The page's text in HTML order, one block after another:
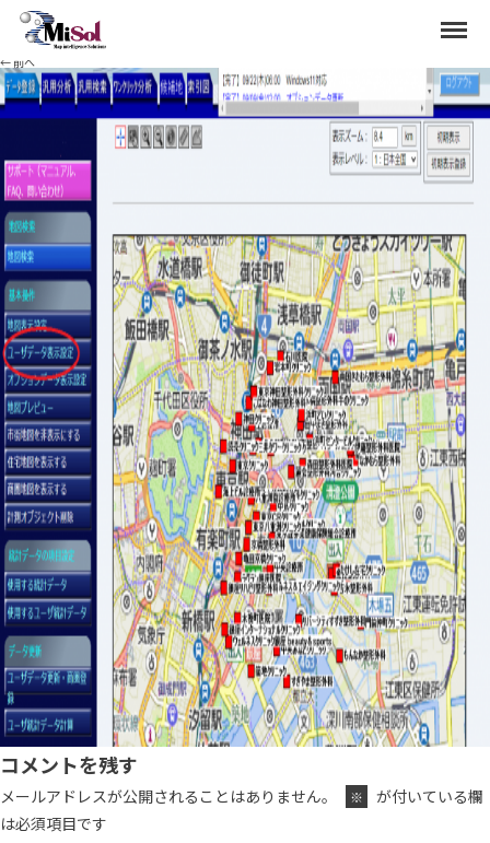
date10
2022年10月3日
← 前へ
コメントを残す
メールアドレスが公開されることはありません。 ※
が付いている欄
は必須項目です